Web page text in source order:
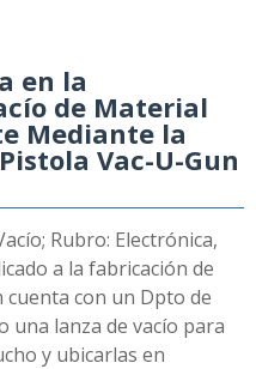
en la
de Material
Mediante la
Vac-U-Gun
Rubro: Electrónica,
a la fabricación de
con un Dpto de
una lanza de vacío para
y ubicarlas en